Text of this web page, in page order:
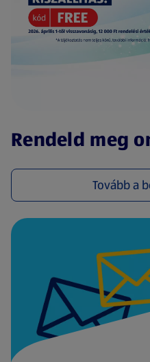
Rendeld meg
Tovább a